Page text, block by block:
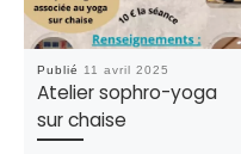
Publié 11 avril 2025
Atelier sophro-yoga
sur chaise